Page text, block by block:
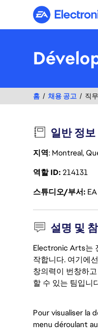
홈 채용 공고 직
일반 정보
지역: Montreal,
역할 ID214131
스튜디오/부서
설명 및
Electronic Arts는
작합니다. 여기에
창의력이 번창하
할 수 있는 팀입니
Pour visualiser la
menu déroulant